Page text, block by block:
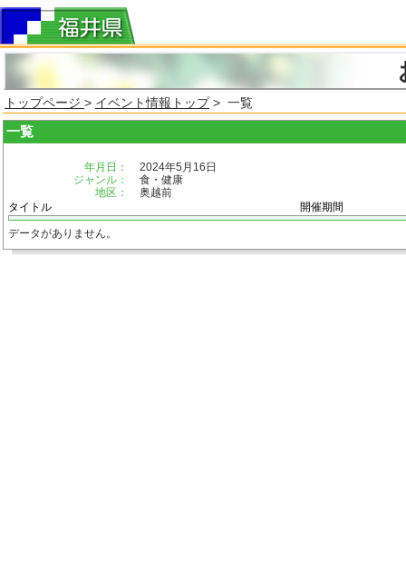
トップページ > イベント情報トップ> 一覧
一覧
年月日：
2024年5月16日
ジャンル：
食・健康
地区：
奥越前
タイトル
開催期間
データがありません。